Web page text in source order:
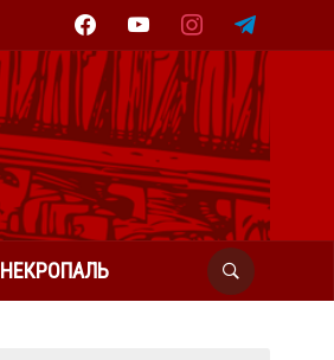
facebookyoutube instagramtelegram
НЕКРОПАЛЬ